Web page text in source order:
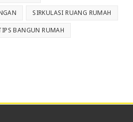
SIRKULASI RUANG RUMAH
BANGUN RUMAH